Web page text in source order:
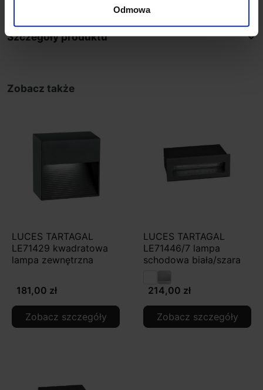
Odmowa
Szczegóły produktu
Zobacz także
LUCES TARTAGAL
LE71429 kwadratowa
lampa zewnętrzna
181,00 zł
Zobacz szczegóły
LUCES TARTAGAL
LE71446/7 lampa
schodowa biała/szara
214,00 zł
Zobacz szczegóły